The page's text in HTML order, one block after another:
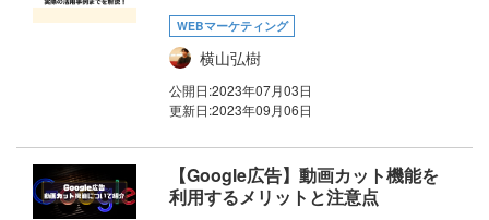
WEBマーケティング
横山弘樹
公開日:2023年07月03日
更新日:2023年09月06日
【Google広告】動画カット機能を
利用するメリットと注意点